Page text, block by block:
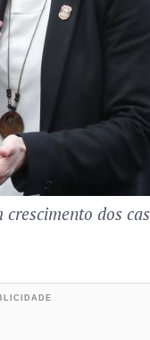
dos